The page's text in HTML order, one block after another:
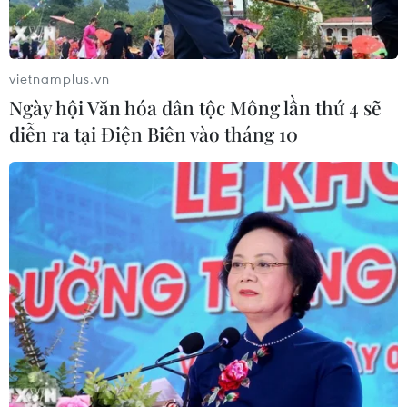
Ban đại diện cha mẹ học sinh không
được tự đặt các khoản thu, ép buộc
đóng góp
Tháng 12/2026 hoàn thành mở rộng
đoạn cao tốc Thành phố Hồ Chí
Minh-Long Thành
07/08/2026 10:29
Khánh Hòa đẩy mạnh tìm kiếm, quy
tập và xác định danh tính hài cốt liệt
sỹ
07/08/2026 10:19
vietnamplus.vn
Ngày hội Văn hóa dân tộc Mông lần thứ 4 sẽ
diễn ra tại Điện Biên vào tháng 10